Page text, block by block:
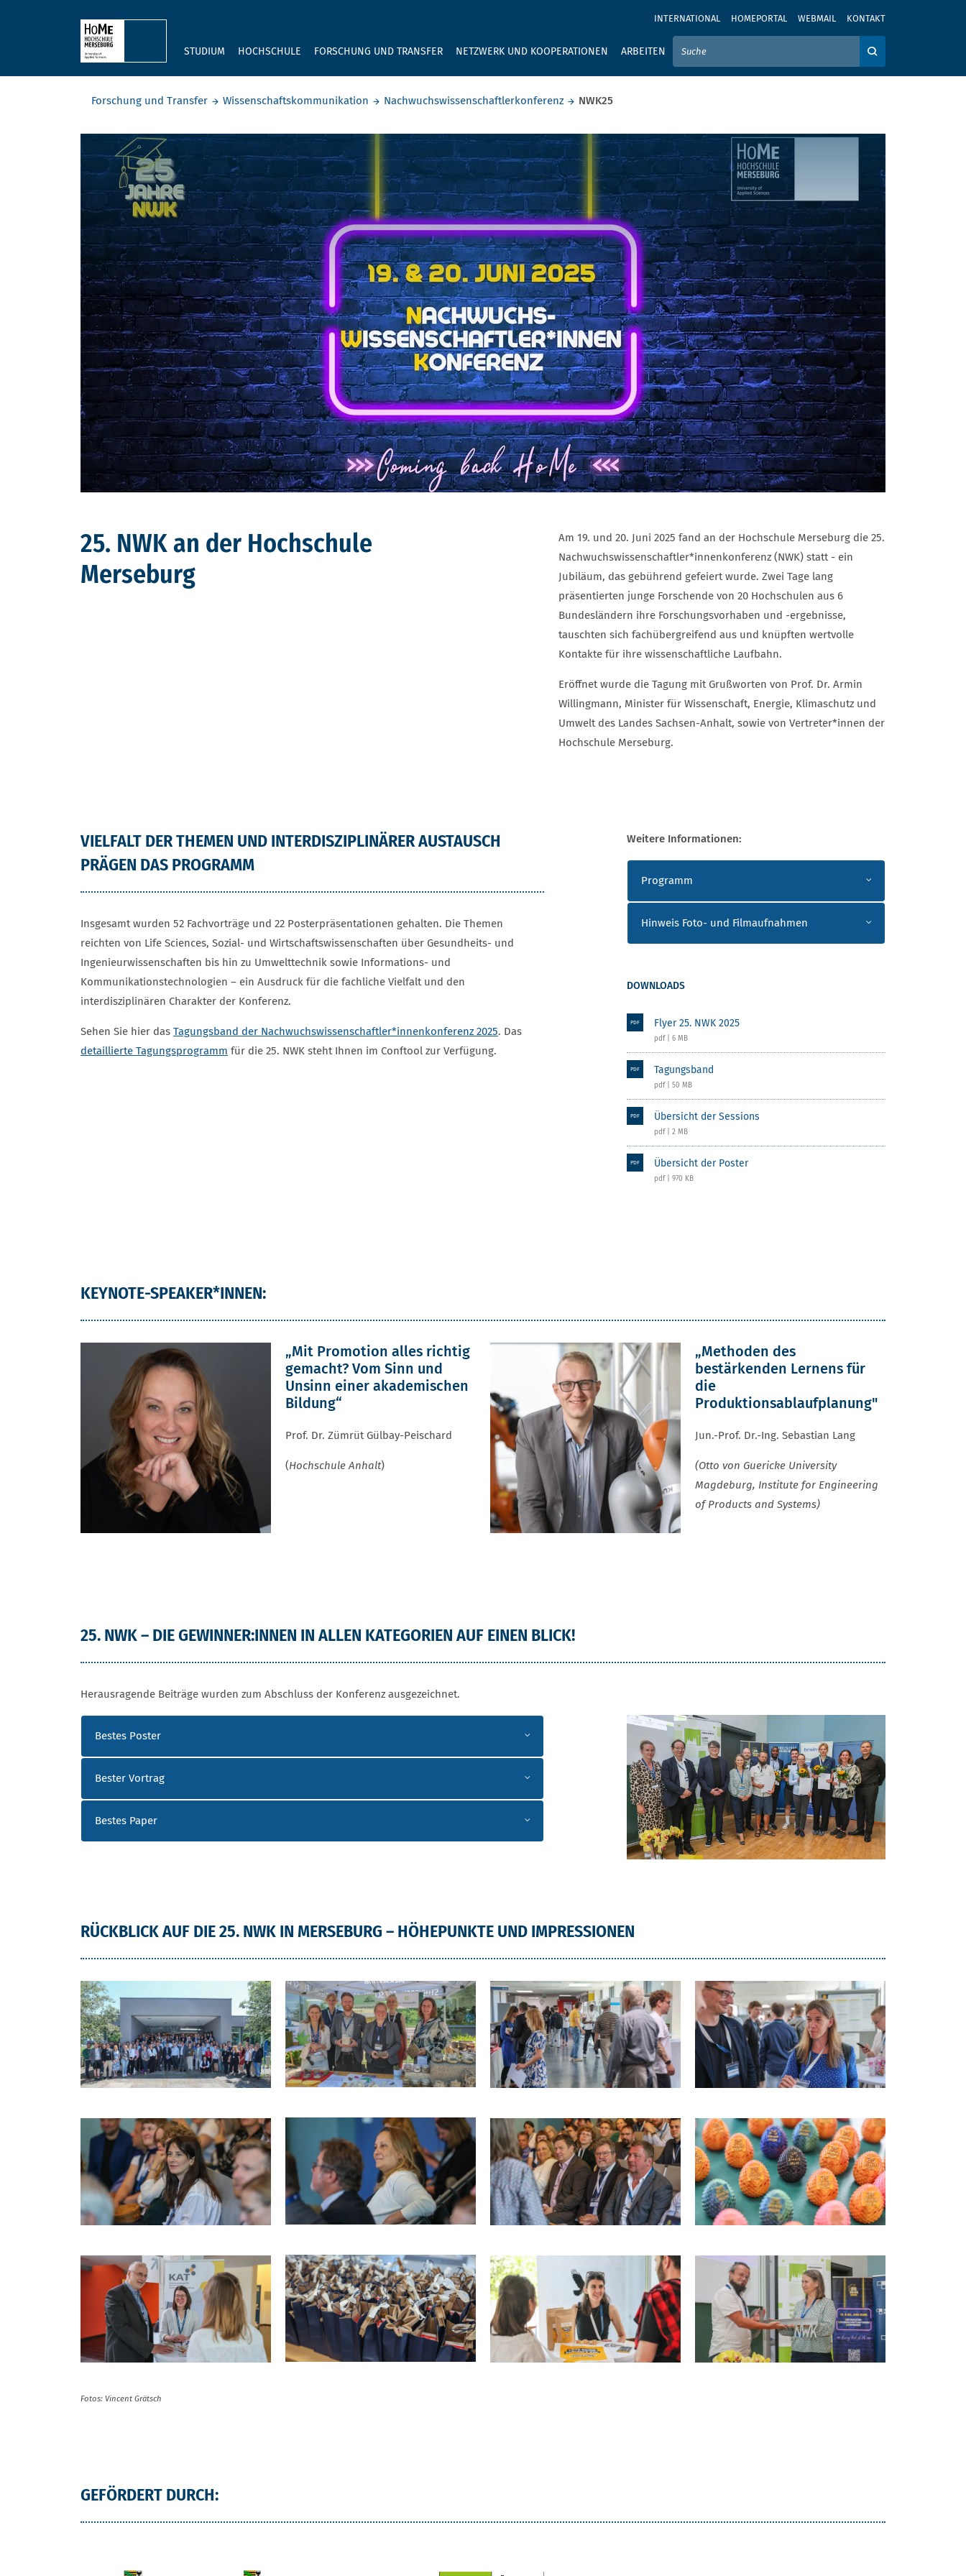
INTERNATIONAL HOMEPORTAL WEBMAIL KONTAKT
STUDIUM HOCHSCHULE FORSCHUNG UND TRANSFER NETZWERK UND KOOPERATIONEN ARBEITEN
GEBEN SIE HIER IHREN SUCHBEGRIFF EIN
Forschung und Transfer
Wissenschaftskommunikation Nachwuchswissenschaftlerkonferenz NWK25
NWK25
25. NWK an der Hochschule
Merseburg
Am 19. und 20. Juni 2025 fand an der Hochschule Merseburg die 25.
Nachwuchswissenschaftler*innenkonferenz (NWK) statt - ein
Jubiläum, das gebührend gefeiert wurde. Zwei Tage lang
präsentierten junge Forschende von 20 Hochschulen aus 6
Bundesländern ihre Forschungsvorhaben und -ergebnisse,
tauschten sich fachübergreifend aus und knüpften wertvolle
Kontakte für ihre wissenschaftliche Laufbahn.
Eröffnet wurde die Tagung mit Grußworten von Prof. Dr. Armin
Willingmann, Minister für Wissenschaft, Energie, Klimaschutz und
Umwelt des Landes Sachsen-Anhalt, sowie von Vertreter*innen der
Hochschule Merseburg.
VIELFALT DER THEMEN UND INTERDISZIPLINÄRER AUSTAUSCH
PRÄGEN DAS PROGRAMM
Insgesamt wurden 52 Fachvorträge und 22 Posterpräsentationen gehalten. Die Themen
reichten von Life Sciences, Sozial- und Wirtschaftswissenschaften über Gesundheits- und
Ingenieurwissenschaften bis hin zu Umwelttechnik sowie Informations- und
Kommunikationstechnologien – ein Ausdruck für die fachliche Vielfalt und den
interdisziplinären Charakter der Konferenz.
Sehen Sie hier das Tagungsband der Nachwuchswissenschaftler*innenkonferenz 2025. Das
detaillierte Tagungsprogramm für die 25. NWK steht Ihnen im Conftool zur Verfügung.
Weitere Informationen:
Programm
Hinweis Foto- und Filmaufnahmen
DOWNLOADS
PDF Flyer 25. NWK 2025
pdf | 6 MB
PDF Tagungsband
pdf | 50 MB
PDF Übersicht der Sessions
pdf | 2 MB
PDF Übersicht der Poster
pdf | 970 KB
KEYNOTE-SPEAKER*INNEN:
„Mit Promotion alles richtig
gemacht? Vom Sinn und
Unsinn einer akademischen
Bildung“
Prof. Dr. Zümrüt Gülbay-Peischard
(Hochschule Anhalt)
„Methoden des
bestärkenden Lernens für
die
Produktionsablaufplanung"
Jun.-Prof. Dr.-Ing. Sebastian Lang
(Otto von Guericke University
Magdeburg, Institute for Engineering
of Products and Systems)
25. NWK – DIE GEWINNER:INNEN IN ALLEN KATEGORIEN AUF EINEN BLICK!
Herausragende Beiträge wurden zum Abschluss der Konferenz ausgezeichnet.
Bestes Poster
Bester Vortrag
Bestes Paper
RÜCKBLICK AUF DIE 25. NWK IN MERSEBURG – HÖHEPUNKTE UND IMPRESSIONEN
Fotos: Vincent Grätsch
GEFÖRDERT DURCH: